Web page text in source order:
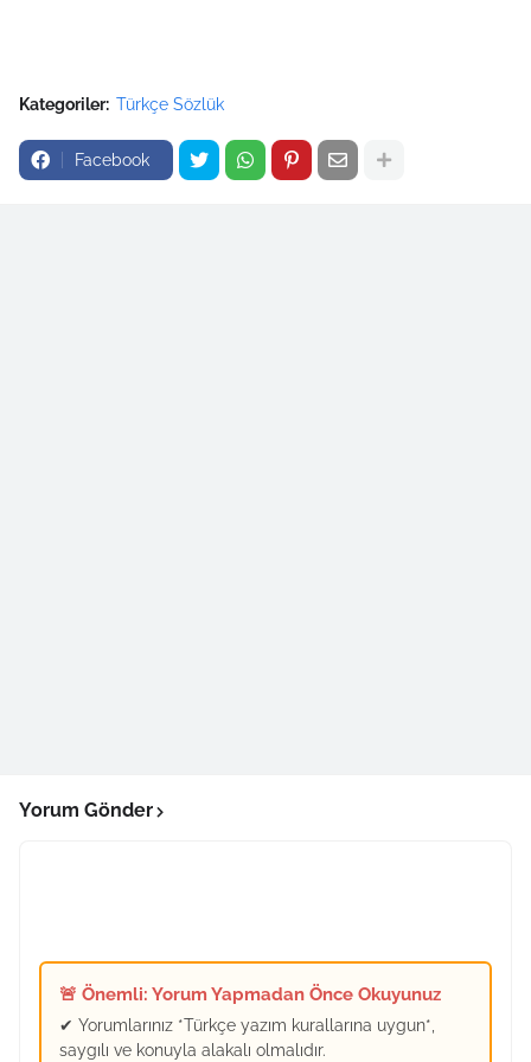
Kategoriler: Türkçe Sözlük
Facebook
Yorum Gönder
🚨 Önemli: Yorum Yapmadan Önce Okuyunuz
✔ Yorumlarınız *Türkçe yazım kurallarına uygun*,
saygılı ve konuyla alakalı olmalıdır.